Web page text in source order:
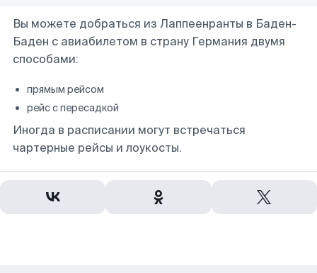
Вы можете добраться из Лаппеенранты в Баден-
Баден с авиабилетом в страну Германия двумя
способами:
прямым рейсом
рейс с пересадкой
Иногда в расписании могут встречаться
чартерные рейсы и лоукосты.